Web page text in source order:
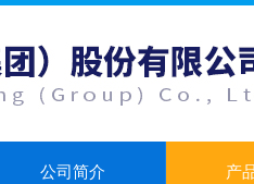
公司简介 产